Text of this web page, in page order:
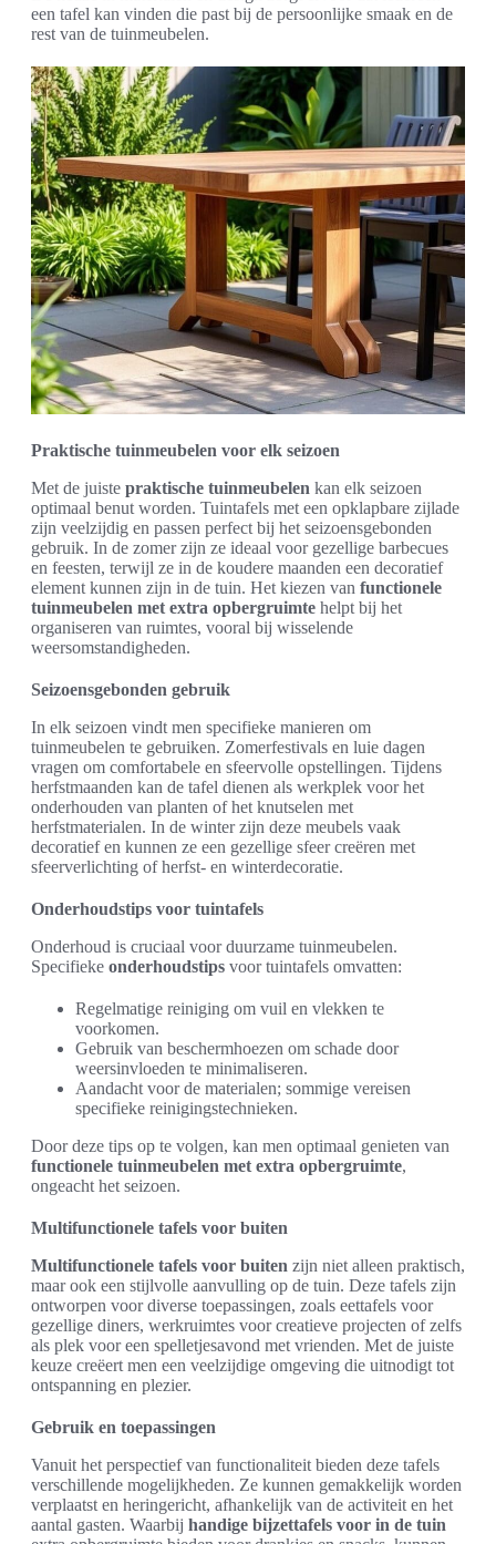
een tafel kan vinden die past bij de persoonlijke smaak en de
rest van de tuinmeubelen.
Praktische tuinmeubelen voor elk seizoen
Met de juiste praktische tuinmeubelen kan elk seizoen
optimaal benut worden. Tuintafels met een opklapbare zijlade
zijn veelzijdig en passen perfect bij het seizoensgebonden
gebruik. In de zomer zijn ze ideaal voor gezellige barbecues
en feesten, terwijl ze in de koudere maanden een decoratief
element kunnen zijn in de tuin. Het kiezen van functionele
tuinmeubelen met extra opbergruimte helpt bij het
organiseren van ruimtes, vooral bij wisselende
weersomstandigheden.
Seizoensgebonden gebruik
In elk seizoen vindt men specifieke manieren om
tuinmeubelen te gebruiken. Zomerfestivals en luie dagen
vragen om comfortabele en sfeervolle opstellingen. Tijdens
herfstmaanden kan de tafel dienen als werkplek voor het
onderhouden van planten of het knutselen met
herfstmaterialen. In de winter zijn deze meubels vaak
decoratief en kunnen ze een gezellige sfeer creëren met
sfeerverlichting of herfst- en winterdecoratie.
Onderhoudstips voor tuintafels
Onderhoud is cruciaal voor duurzame tuinmeubelen.
Specifieke onderhoudstips voor tuintafels omvatten:
Regelmatige reiniging om vuil en vlekken te
voorkomen.
Gebruik van beschermhoezen om schade door
weersinvloeden te minimaliseren.
Aandacht voor de materialen; sommige vereisen
specifieke reinigingstechnieken.
Door deze tips op te volgen, kan men optimaal genieten van
functionele tuinmeubelen met extra opbergruimte,
ongeacht het seizoen.
Multifunctionele tafels voor buiten
Multifunctionele tafels voor buiten zijn niet alleen praktisch,
maar ook een stijlvolle aanvulling op de tuin. Deze tafels zijn
ontworpen voor diverse toepassingen, zoals eettafels voor
gezellige diners, werkruimtes voor creatieve projecten of zelfs
als plek voor een spelletjesavond met vrienden. Met de juiste
keuze creëert men een veelzijdige omgeving die uitnodigt tot
ontspanning en plezier.
Gebruik en toepassingen
Vanuit het perspectief van functionaliteit bieden deze tafels
verschillende mogelijkheden. Ze kunnen gemakkelijk worden
verplaatst en heringericht, afhankelijk van de activiteit en het
aantal gasten. Waarbij handige bijzettafels voor in de tuin